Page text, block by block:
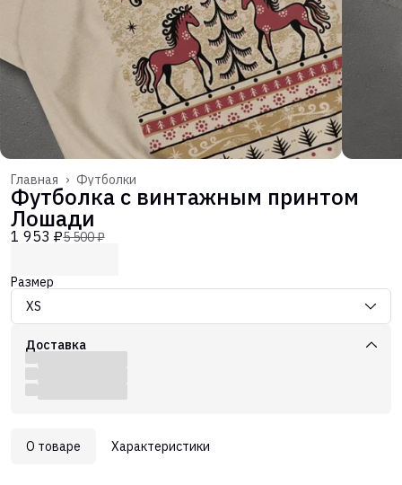
Футболки
Главная ›
Футболка с винтажным принтом
Лошади
1 953 ₽5 500 ₽
Размер
XS
Доставка
О товаре Характеристики